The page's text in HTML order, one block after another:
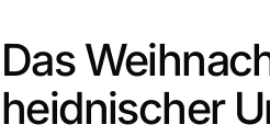
Das
heidnischer